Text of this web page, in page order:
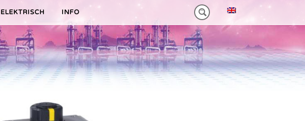
VORTEILE HEAVY-DUTY
ELEKTRISCH
VTX-SERIE (25-1000NM)
V-SERIE
VORTEILE VT PLUS-SERIE
MT-SERIE (25-75NM)
INFO